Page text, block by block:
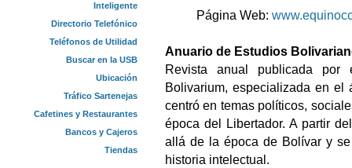
Página Web:
Anuario de Estudios
Revista anual publicada por
Bolivarium, especializada en el
centró en temas políticos,
época del Libertador. A partir
allá de la época de Bolívar y
historia intelectual.
Inteligente
Directorio Telefónico
Teléfonos de Utilidad
Buscar en la USB
Ubicación
Tráfico Sartenejas
Cafetines y Restaurantes
Bancos y Cajeros
Tiendas